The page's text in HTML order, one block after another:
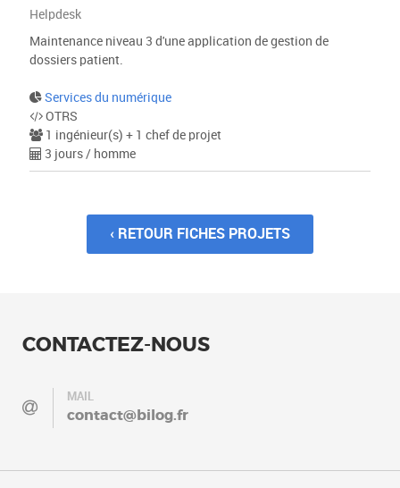
Helpdesk
Maintenance niveau 3 d'une application de gestion de
dossiers patient.
Services du numérique
OTRS
1 ingénieur(s) + 1 chef de projet
3 jours / homme
‹ RETOUR FICHES PROJETS
CONTACTEZ-NOUS
MAIL
contact@bilog.fr